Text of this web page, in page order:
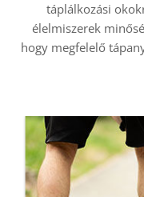
táplálkozási
élelmiszerek
hogy megfelelő